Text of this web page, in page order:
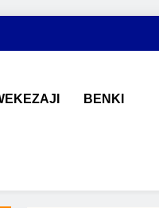
ajira, kilimo, mitindo,
BENKI